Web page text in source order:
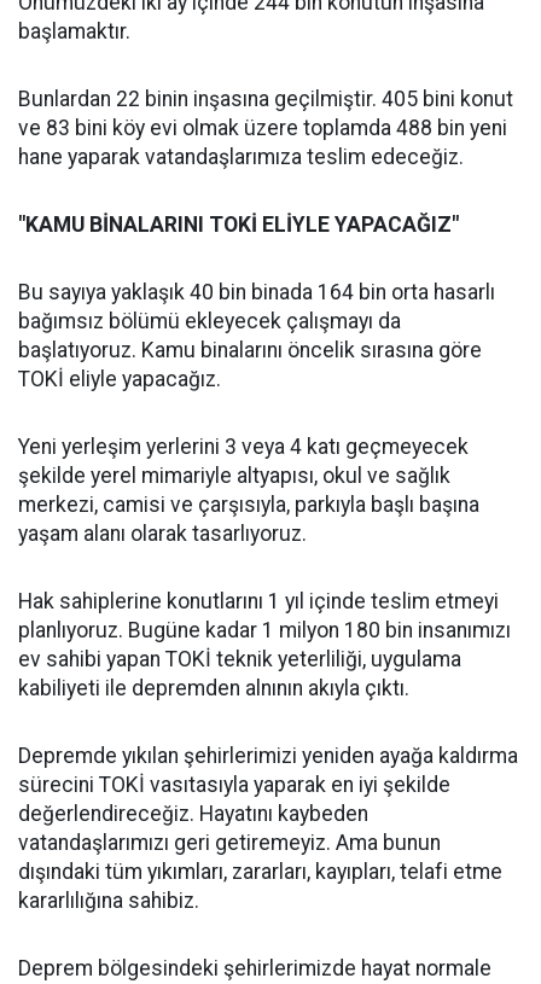
başlamaktır.
Bunlardan 22 binin inşasına geçilmiştir. 405 bini konut
ve 83 bini köy evi olmak üzere toplamda 488 bin yeni
hane yaparak vatandaşlarımıza teslim edeceğiz.
"KAMU BİNALARINI TOKİ ELİYLE YAPACAĞIZ"
Bu sayıya yaklaşık 40 bin binada 164 bin orta hasarlı
bağımsız bölümü ekleyecek çalışmayı da
başlatıyoruz. Kamu binalarını öncelik sırasına göre
TOKİ eliyle yapacağız.
Yeni yerleşim yerlerini 3 veya 4 katı geçmeyecek
şekilde yerel mimariyle altyapısı, okul ve sağlık
merkezi, camisi ve çarşısıyla, parkıyla başlı başına
yaşam alanı olarak tasarlıyoruz.
Hak sahiplerine konutlarını 1 yıl içinde teslim etmeyi
planlıyoruz. Bugüne kadar 1 milyon 180 bin insanımızı
ev sahibi yapan TOKİ teknik yeterliliği, uygulama
kabiliyeti ile depremden alnının akıyla çıktı.
Depremde yıkılan şehirlerimizi yeniden ayağa kaldırma
sürecini TOKİ vasıtasıyla yaparak en iyi şekilde
değerlendireceğiz. Hayatını kaybeden
vatandaşlarımızı geri getiremeyiz. Ama bunun
dışındaki tüm yıkımları, zararları, kayıpları, telafi etme
kararlılığına sahibiz.
Deprem bölgesindeki şehirlerimizde hayat normale